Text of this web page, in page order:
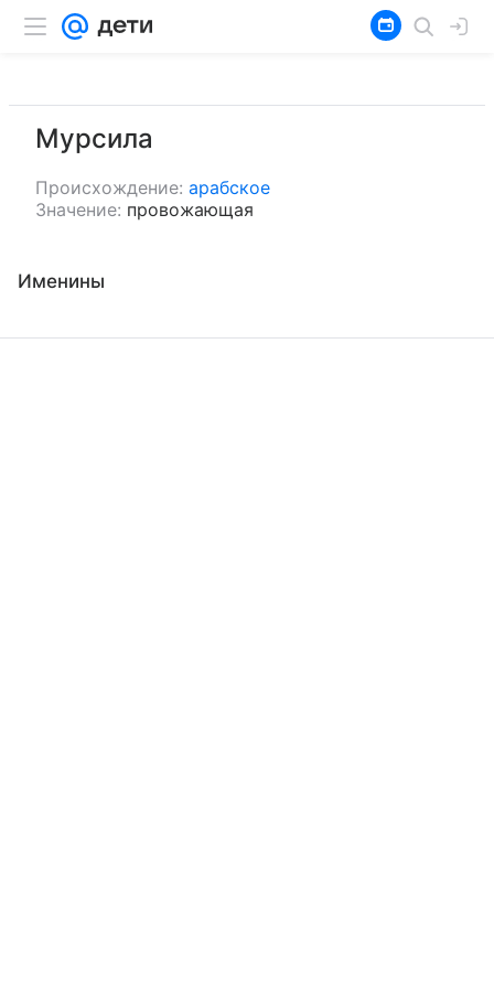
Мурсила
Происхождение: арабское
Значение: провожающая
Именины